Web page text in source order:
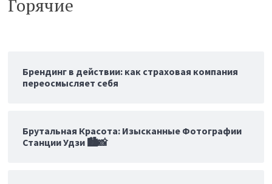
Горячие
Брендинг в действии: как страховая компания
переосмысляет себя
Брутальная Красота: Изысканные Фотографии
Станции Удзи 🏙️📸